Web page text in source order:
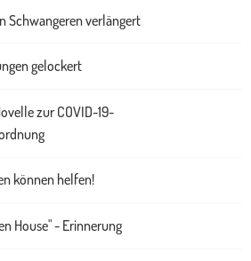
Schwangeren verlängert
gelockert
zur COVID-19-
können helfen!
House" - Erinnerung